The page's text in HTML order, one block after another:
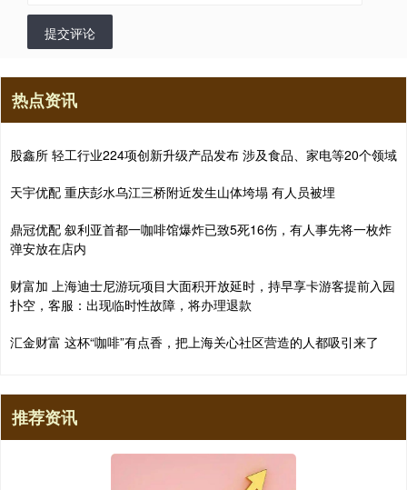
提交评论
热点资讯
股鑫所 轻工行业224项创新升级产品发布 涉及食品、家电等20个领域
天宇优配 重庆彭水乌江三桥附近发生山体垮塌 有人员被埋
鼎冠优配 叙利亚首都一咖啡馆爆炸已致5死16伤，有人事先将一枚炸
弹安放在店内
财富加 上海迪士尼游玩项目大面积开放延时，持早享卡游客提前入园
扑空，客服：出现临时性故障，将办理退款
汇金财富 这杯“咖啡”有点香，把上海关心社区营造的人都吸引来了
推荐资讯